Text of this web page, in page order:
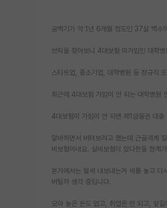
공백기가 약 1년 6개월 정도인 37살 백수
브릭을 찾아보니 4대보험 미가입인 대학
스타트업, 중소기업, 대학병원 등 정규직
최근에 4대보험 가입이 안 되는 대학병원
4대보험이 가입이 안 되면 제1금융권 대
알바하면서 버텨보려고 했는데 근골격계
비보험이네요. 실비보험이 있다한들 한계
본가에서는 월세 내보내는거 세를 놓고
버틸까 생각 중입니다.
모아 놓은 돈도 없고, 취업은 안 되고, 앞길